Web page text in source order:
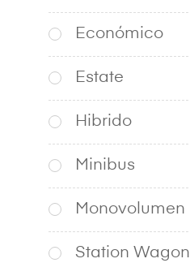
Económico
Estate
Hibrido
Minibus
Monovolumen
Station Wagon